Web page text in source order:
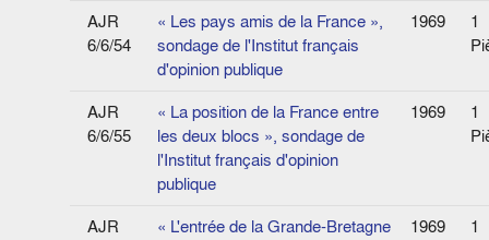
AJR
6/6/54
« Les pays amis de la France »,
sondage de l'Institut français
d'opinion publique
1969
1
AJR
6/6/55
« La position de la France entre
les deux blocs », sondage de
l'Institut français d'opinion
publique
1969
1
AJR
« L'entrée de la Grande-Bretagne
1969
1